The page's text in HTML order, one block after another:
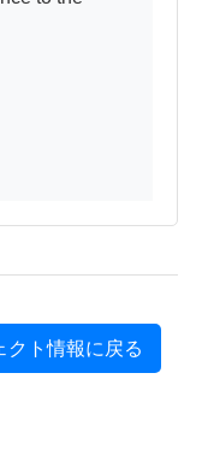
クト情報に戻る